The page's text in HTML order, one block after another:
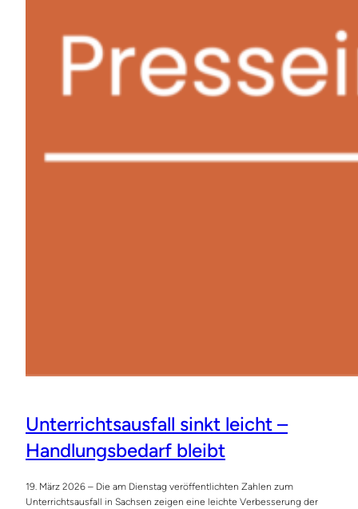
Unterrichtsausfall sinkt leicht –
Handlungsbedarf bleibt
19. März 2026 – Die am Dienstag veröffentlichten Zahlen zum
Unterrichtsausfall in Sachsen zeigen eine leichte Verbesserung der